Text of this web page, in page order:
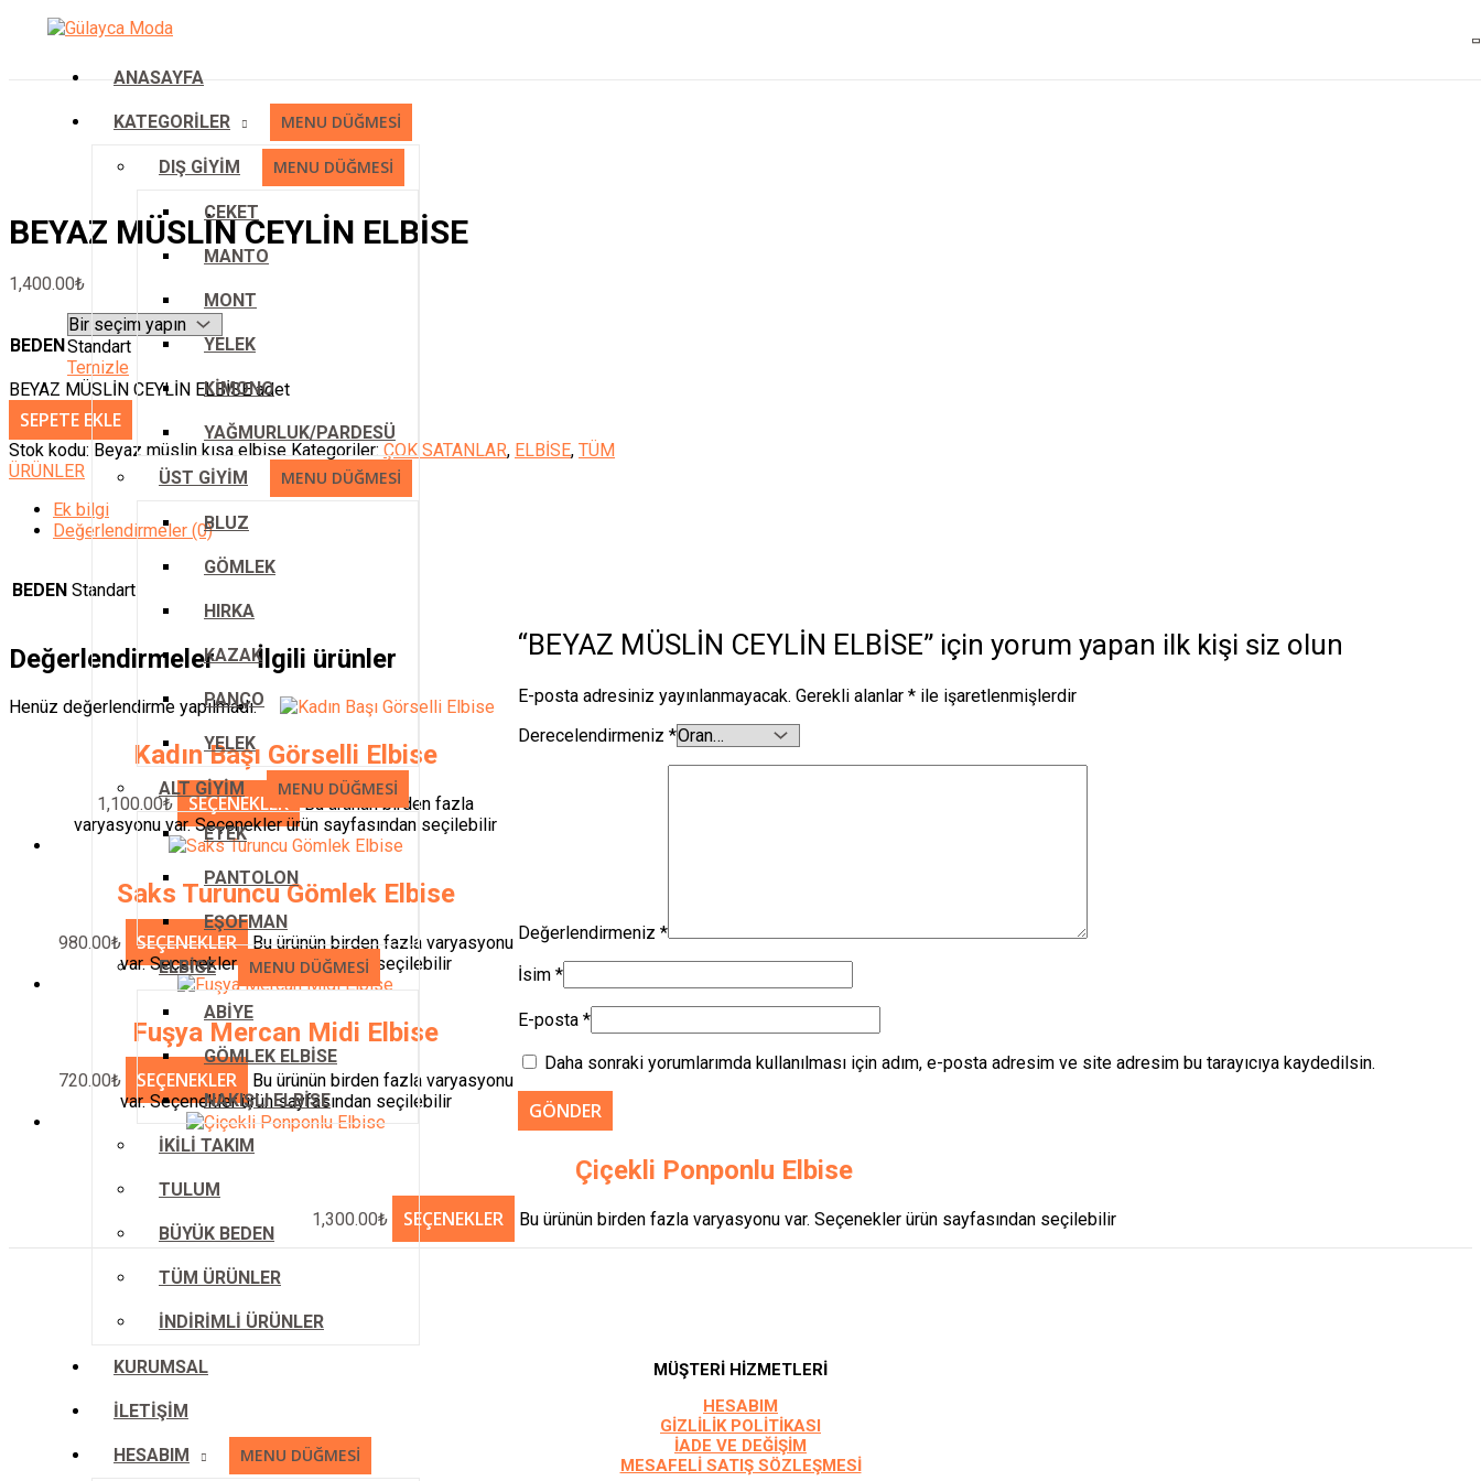
İçeriğe atla
ANASAYFA
KATEGORİLER MENU DÜĞMESI
DIŞ GİYİM MENU DÜĞMESI
CEKET
MANTO
MONT
YELEK
KİMONO
YAĞMURLUK/PARDESÜ
ÜST GİYİM MENU DÜĞMESI
BLUZ
GÖMLEK
HIRKA
KAZAK
PANÇO
YELEK
ALT GİYİM MENU DÜĞMESI
ETEK
PANTOLON
EŞOFMAN
ELBİSE MENU DÜĞMESI
ABİYE
GÖMLEK ELBİSE
NAKIŞLI ELBİSE
İKİLİ TAKIM
TULUM
BÜYÜK BEDEN
TÜM ÜRÜNLER
İNDİRİMLİ ÜRÜNLER
KURUMSAL
İLETİŞİM
HESABIM MENU DÜĞMESI
BEYAZ MÜSLİN CEYLİN ELBİSE
1,400.00₺
BEDEN Standart
Temizle
BEYAZ MÜSLİN CEYLİN ELBİSE adet
SEPETE EKLE
Stok kodu: Beyaz müslin kısa elbise Kategoriler: ÇOK SATANLAR, ELBİSE, TÜM
ÜRÜNLER
Ek bilgi
Değerlendirmeler (0)
BEDEN Standart
Değerlendirmeler
Henüz değerlendirme yapılmadı.
“BEYAZ MÜSLİN CEYLİN ELBİSE” için yorum yapan ilk kişi siz olun
E-posta adresiniz yayınlanmayacak. Gerekli alanlar * ile işaretlenmişlerdir
Derecelendirmeniz *
Değerlendirmeniz *
İsim *
E-posta *
Daha sonraki yorumlarımda kullanılması için adım, e-posta adresim ve site adresim bu tarayıcıya kaydedilsin.
İlgili ürünler
Kadın Başı Görselli Elbise
1,100.00₺ SEÇENEKLER
Bu ürünün birden fazla
varyasyonu var. Seçenekler ürün sayfasından seçilebilir
Saks Turuncu Gömlek Elbise
980.00₺ SEÇENEKLER
Bu ürünün birden fazla varyasyonu
var. Seçenekler ürün sayfasından seçilebilir
Fuşya Mercan Midi Elbise
720.00₺ SEÇENEKLER
Bu ürünün birden fazla varyasyonu
var. Seçenekler ürün sayfasından seçilebilir
Çiçekli Ponponlu Elbise
1,300.00₺ SEÇENEKLER Bu ürünün birden fazla varyasyonu var. Seçenekler ürün sayfasından seçilebilir
MÜŞTERİ HİZMETLERİ
HESABIM
GİZLİLİK POLİTİKASI
İADE VE DEĞİŞİM
MESAFELİ SATIŞ SÖZLEŞMESİ